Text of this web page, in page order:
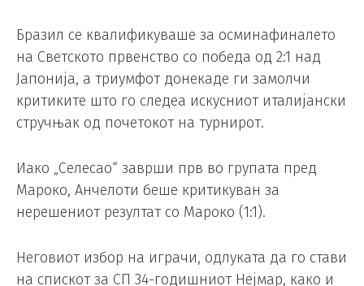
Бразил се квалификуваше за осминафиналето
на Светското првенство со победа од 2:1 над
Јапонија, а триумфот донекаде ги замолчи
критиките што го следеа искусниот италијански
стручњак од почетокот на турнирот.
Иако „Селесао“ заврши прв во групата пред
Мароко, Анчелоти беше критикуван за
нерешениот резултат со Мароко (1:1).
Неговиот избор на играчи, одлуката да го стави
на спискот за СП 34-годишниот Нејмар, како и